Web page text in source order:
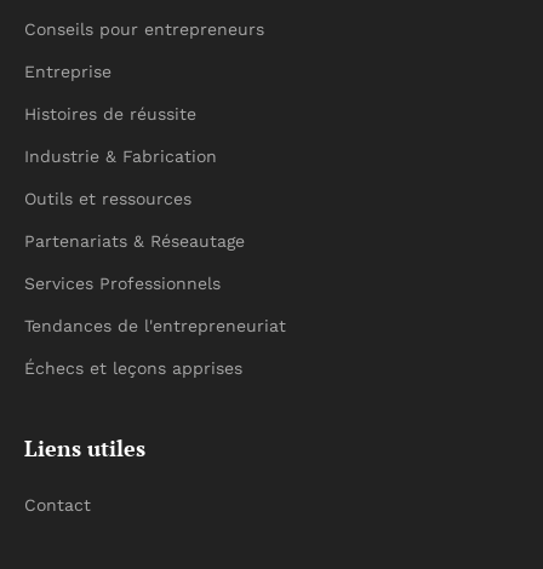
Conseils pour entrepreneurs
Entreprise
Histoires de réussite
Industrie & Fabrication
Outils et ressources
Partenariats & Réseautage
Services Professionnels
Tendances de l'entrepreneuriat
Échecs et leçons apprises
Liens utiles
Contact